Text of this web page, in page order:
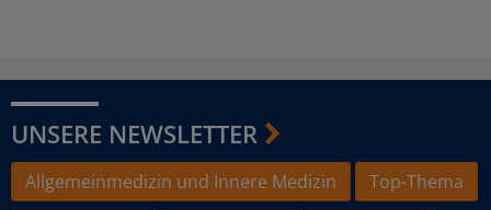
UNSERE NEWSLETTER
Allgemeinmedizin und Innere Medizin
Top-Thema